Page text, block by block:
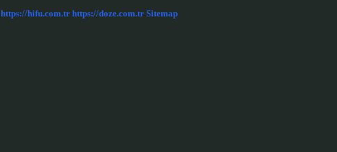
https://hifu.com.tr https://doze.com.tr Sitemap